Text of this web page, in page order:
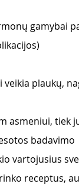
gamybai
plaukų,
asmeniui, tiek
badavimo
vartojusius
receptus,